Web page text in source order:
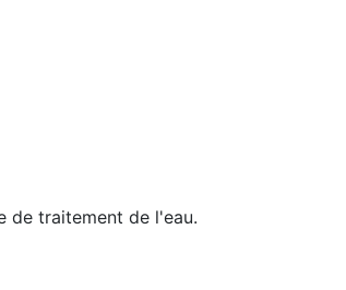
de traitement de l'eau.